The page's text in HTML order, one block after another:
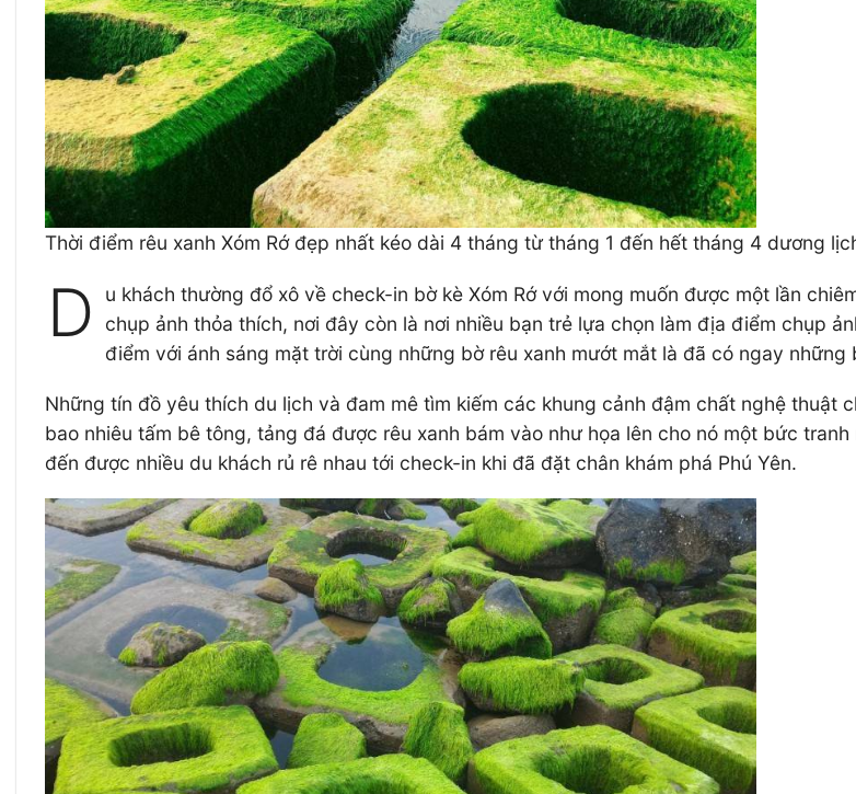
Thời điểm rêu xanh Xóm Rớ đẹp nhất kéo dài 4 tháng từ tháng 1 đến hết tháng 4 dương
D
u khách thường đổ xô về check-in bờ kè Xóm Rớ với mong muốn được một lần
chụp ảnh thỏa thích, nơi đây còn là nơi nhiều bạn trẻ lựa chọn làm địa điểm chụp
điểm với ánh sáng mặt trời cùng những bờ rêu xanh mướt mắt là đã có ngay những
Những tín đồ yêu thích du lịch và đam mê tìm kiếm các khung cảnh đậm chất nghệ thuật
bao nhiêu tấm bê tông, tảng đá được rêu xanh bám vào như họa lên cho nó một bức
đến được nhiều du khách rủ rê nhau tới check-in khi đã đặt chân khám phá Phú Yên.